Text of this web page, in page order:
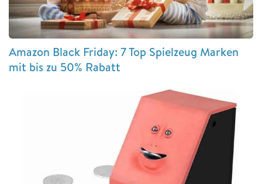
Amazon Black Friday: 7 Top Spielzeug Marken
mit bis zu 50% Rabatt